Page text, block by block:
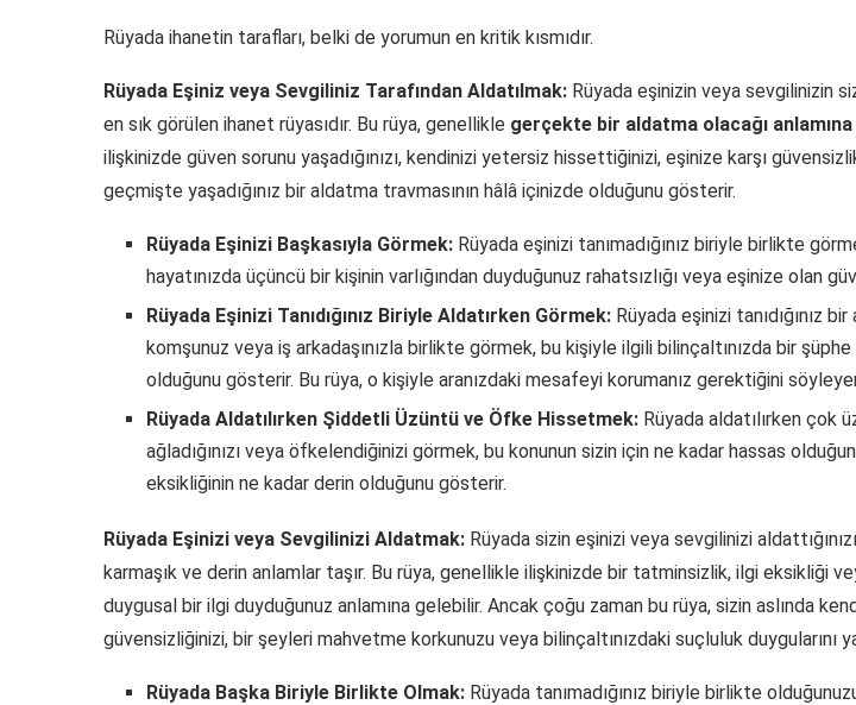
Rüyada ihanetin tarafları, belki de yorumun en kritik kısmıdır.
Rüyada Eşiniz veya Sevgiliniz Tarafından Aldatılmak: Rüyada eşinizin veya sevgilinizin
en sık görülen ihanet rüyasıdır. Bu rüya, genellikle gerçekte bir aldatma olacağı
ilişkinizde güven sorunu yaşadığınızı, kendinizi yetersiz hissettiğinizi, eşinize karşı
geçmişte yaşadığınız bir aldatma travmasının hâlâ içinizde olduğunu gösterir.
Rüyada Eşinizi Başkasıyla Görmek: Rüyada eşinizi tanımadığınız biriyle birlikte
hayatınızda üçüncü bir kişinin varlığından duyduğunuz rahatsızlığı veya eşinize olan
Rüyada Eşinizi Tanıdığınız Biriyle Aldatırken Görmek: Rüyada eşinizi tanıdığınız bir
komşunuz veya iş arkadaşınızla birlikte görmek, bu kişiyle ilgili bilinçaltınızda bir şüphe
olduğunu gösterir. Bu rüya, o kişiyle aranızdaki mesafeyi korumanız gerektiğini
Rüyada Aldatılırken Şiddetli Üzüntü ve Öfke Hissetmek: Rüyada aldatılırken çok
ağladığınızı veya öfkelendiğinizi görmek, bu konunun sizin için ne kadar hassas
eksikliğinin ne kadar derin olduğunu gösterir.
Rüyada Eşinizi veya Sevgilinizi Aldatmak: Rüyada sizin eşinizi veya sevgilinizi
karmaşık ve derin anlamlar taşır. Bu rüya, genellikle ilişkinizde bir tatminsizlik, ilgi eksikliği
duygusal bir ilgi duyduğunuz anlamına gelebilir. Ancak çoğu zaman bu rüya, sizin aslında
güvensizliğinizi, bir şeyleri mahvetme korkunuzu veya bilinçaltınızdaki suçluluk duygularını
Rüyada Başka Biriyle Birlikte Olmak: Rüyada tanımadığınız biriyle birlikte